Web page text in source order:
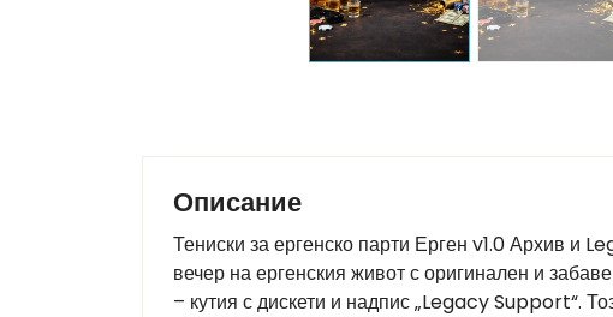
Описание
Тениски за ергенско парти Ерген v1.0 Архив и
вечер на ергенския живот с оригинален и
– кутия с дискети и надпис „Legacy Support“.